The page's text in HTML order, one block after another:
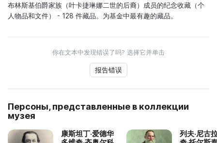
布林斯基伯爵家族（叶卡捷琳娜二世的后裔）成员的纪念收藏（个
人物品和文件） - 128 件藏品。为基金中最有趣的藏品。
你在文本中发现错误了吗? 选择它并单击
报告错误
Персоны, представленные в коллекции
музея
康斯坦丁·爱德华
列夫·尼古